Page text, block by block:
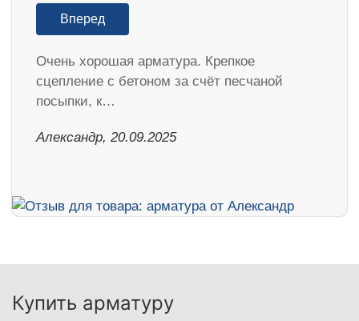
Вперед
Очень хорошая арматура. Крепкое
сцепление с бетоном за счёт песчаной
посыпки, к…
Александр, 20.09.2025
Купить арматуру